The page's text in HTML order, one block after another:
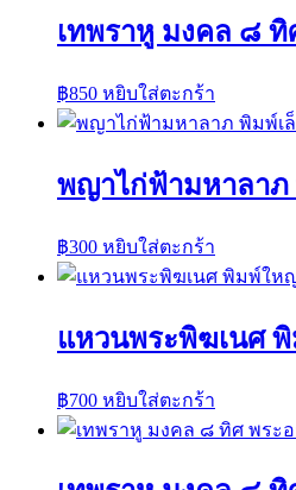
เทพราหู มงคล ๘
฿850 หยิบใส่ตะกร้า
พญาไก่ฟ้ามหาลาภ
฿300 หยิบใส่ตะกร้า
แหวนพระพิฆเนศ
฿700 หยิบใส่ตะกร้า